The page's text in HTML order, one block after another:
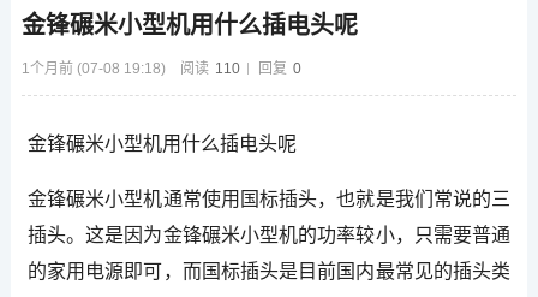
金锋碾米小型机用什么插电头呢
1个月前 (07-08 19:18) 阅读 110 回复 0
金锋碾米小型机用什么插电头呢
金锋碾米小型机通常使用国标插头，也就是我们常说的三
插头。这是因为金锋碾米小型机的功率较小，只需要普通
的家用电源即可，而国标插头是目前国内最常见的插头类